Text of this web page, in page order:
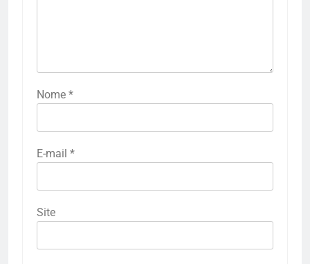
Nome *
E-mail *
Site